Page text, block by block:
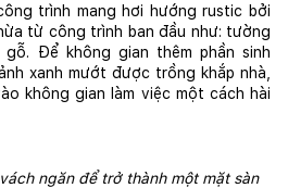
trình mang hơi hướng rustic bởi
từ công trình ban đầu như: tường
Để không gian thêm phần sinh
xanh mướt được trồng khắp nhà,
không gian làm việc một cách hài
ngăn để trở thành một mặt sàn